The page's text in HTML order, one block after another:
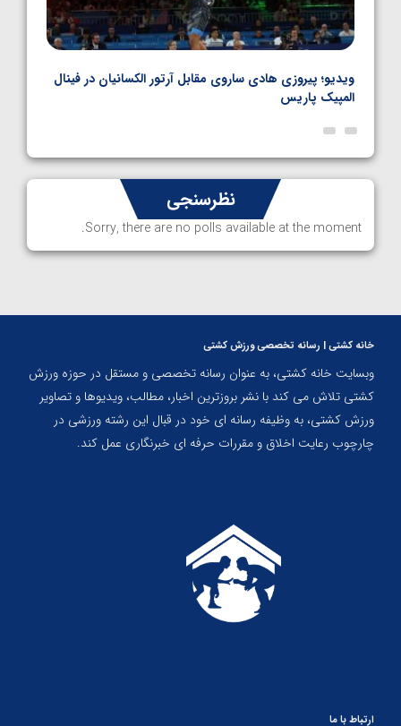
ویدیو؛ پیروزی هادی ساروی مقابل آرتور الکسانیان در فینال
المپیک پاریس
نظرسنجی
Sorry, there are no polls available at the moment.
خانه کشتی | رسانه تخصصی ورزش کشتی
وبسایت خانه کشتی، به عنوان رسانه تخصصی و مستقل در حوزه ورزش
کشتی تلاش می کند با نشر بروزترین اخبار، مطالب، ویدیوها و تصاویر
ورزش کشتی، به وظیفه رسانه ای خود در قبال این رشته ورزشی در
چارچوب رعایت اخلاق و مقررات حرفه ای خبرنگاری عمل کند.
ارتباط با ما